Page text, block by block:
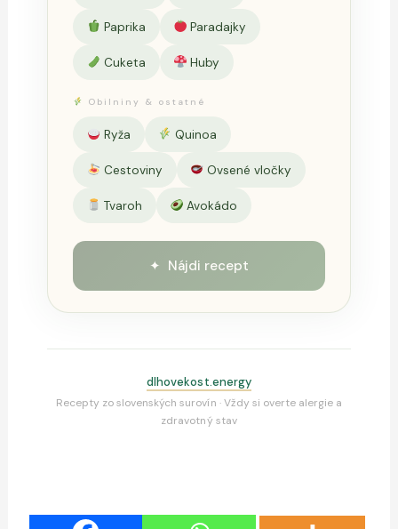
Paprika Paradajky
Cuketa Huby
Obilniny & ostatné
Ryža Quinoa
Cestoviny Ovsené vločky
Tvaroh Avokádo
✦ Nájdi recept
dlhovekost.energy
Recepty zo slovenských surovín · Vždy si overte alergie a
zdravotný stav